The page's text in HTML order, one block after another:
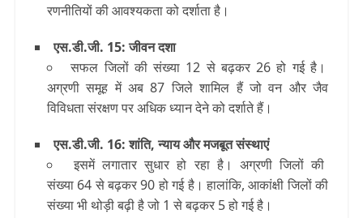
रणनीतियों की आवश्यकता को दर्शाता है।
एस.डी.जी. 15: जीवन दशा
सफल जिलों की संख्या 12 से बढ़कर 26 हो गई है।
अग्रणी समूह में अब 87 जिले शामिल हैं जो वन और जैव
विविधता संरक्षण पर अधिक ध्यान देने को दर्शाते हैं।
एस.डी.जी. 16: शांति, न्याय और मजबूत संस्थाएं
इसमें लगातार सुधार हो रहा है। अग्रणी जिलों की
संख्या 64 से बढ़कर 90 हो गई है। हालांकि, आकांक्षी जिलों की
संख्या भी थोड़ी बढ़ी है जो 1 से बढ़कर 5 हो गई है।